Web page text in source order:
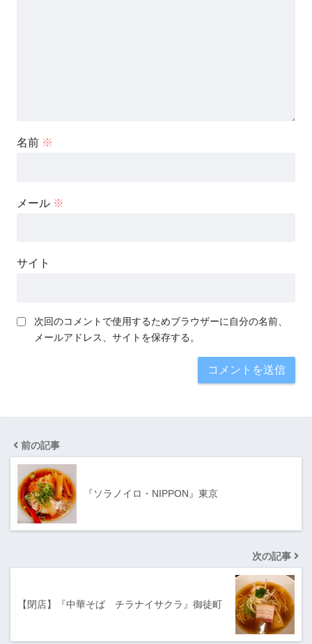
名前 ※
メール ※
サイト
次回のコメントで使用するためブラウザーに自分の名前、
メールアドレス、サイトを保存する。
前の記事
『ソラノイロ・NIPPON』東京
次の記事
【閉店】『中華そば チラナイサクラ』御徒町